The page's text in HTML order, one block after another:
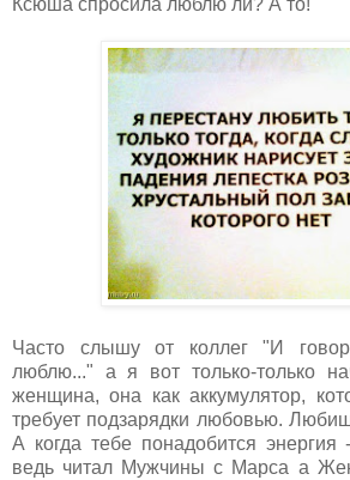
Ксюша спросила люблю ли? А то!
Часто слышу от коллег "И
люблю..." а я вот только-только
женщина, она как аккумулятор,
требует подзарядки любовью.
А когда тебе понадобится
ведь читал Мужчины с Марса а